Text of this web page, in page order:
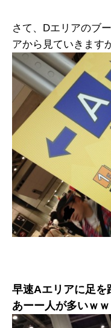
さて、Dエリアのブ
アから見ていきます
早速Aエリアに足を
あーー人が多いｗｗ